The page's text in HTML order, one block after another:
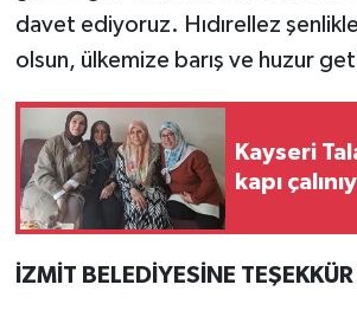
davet ediyoruz. Hıdırellez
olsun, ülkemize barış ve huzur
Kayseri
kapı
İZMİT BELEDİYESİNE TEŞEKKÜR